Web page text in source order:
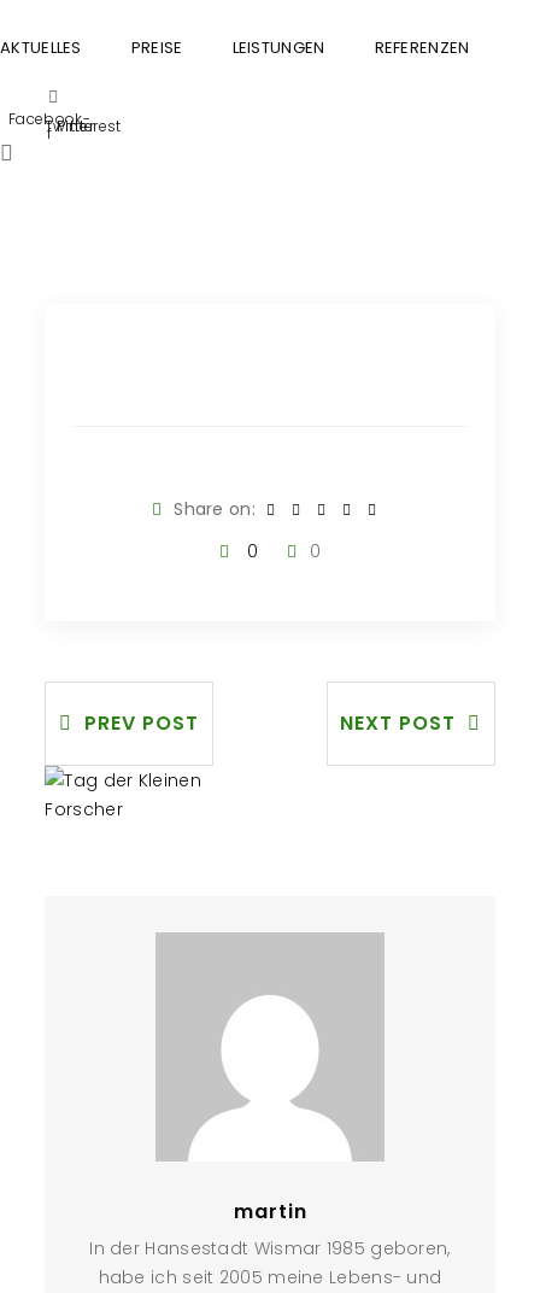
AKTUELLES PREISE LEISTUNGEN REFERENZEN
Facebook-
f
Twitter
Pinterest
Share on:
0
0
PREV POST NEXT POST
martin
In der Hansestadt Wismar 1985 geboren,
habe ich seit 2005 meine Lebens- und